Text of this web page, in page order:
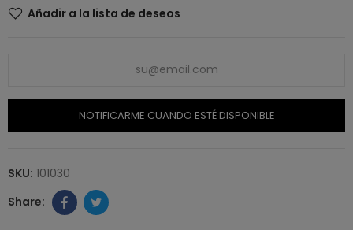
Añadir a la lista de deseos
NOTIFICARME CUANDO ESTÉ DISPONIBLE
SKU: 101030